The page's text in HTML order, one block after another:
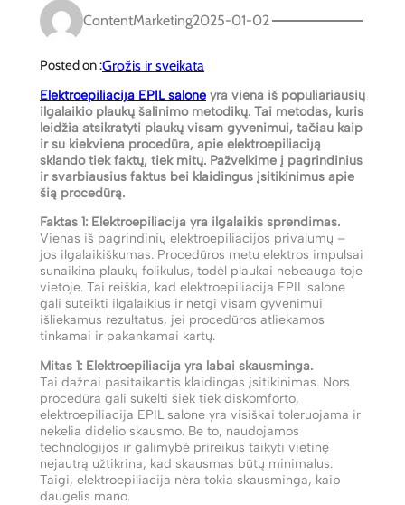
ContentMarketing2025-01-02
Posted on :Grožis ir sveikata
Elektroepiliacija EPIL salone yra viena iš populiariausių
ilgalaikio plaukų šalinimo metodikų. Tai metodas, kuris
leidžia atsikratyti plaukų visam gyvenimui, tačiau kaip
ir su kiekviena procedūra, apie elektroepiliaciją
sklando tiek faktų, tiek mitų. Pažvelkime į pagrindinius
ir svarbiausius faktus bei klaidingus įsitikinimus apie
šią procedūrą.
Faktas 1: Elektroepiliacija yra ilgalaikis sprendimas.
Vienas iš pagrindinių elektroepiliacijos privalumų –
jos ilgalaikiškumas. Procedūros metu elektros impulsai
sunaikina plaukų folikulus, todėl plaukai nebeauga toje
vietoje. Tai reiškia, kad elektroepiliacija EPIL salone
gali suteikti ilgalaikius ir netgi visam gyvenimui
išliekamus rezultatus, jei procedūros atliekamos
tinkamai ir pakankamai kartų.
Mitas 1: Elektroepiliacija yra labai skausminga.
Tai dažnai pasitaikantis klaidingas įsitikinimas. Nors
procedūra gali sukelti šiek tiek diskomforto,
elektroepiliacija EPIL salone yra visiškai toleruojama ir
nekelia didelio skausmo. Be to, naudojamos
technologijos ir galimybė prireikus taikyti vietinę
nejautrą užtikrina, kad skausmas būtų minimalus.
Taigi, elektroepiliacija nėra tokia skausminga, kaip
daugelis mano.